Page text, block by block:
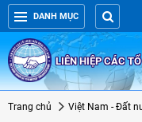
DANH MỤC
LIÊN HIỆP CÁC
Trang chủ Việt Nam - Đất